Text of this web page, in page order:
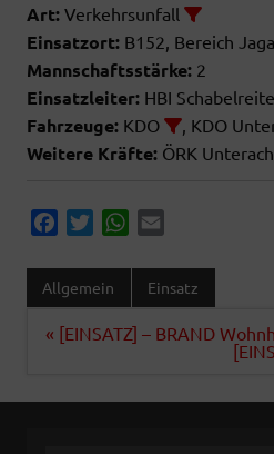
Art: Verkehrsunfall
Einsatzort: B152, Bereich
Mannschaftsstärke: 2
Einsatzleiter: HBI
Fahrzeuge: KDO , KDO
Weitere Kräfte: ÖRK Unterach
c
e
b
k
i
t
t
W
a
t
s
p
a
i
l
Allgemein Einsatz
Beitragsnavigation
« [EINSATZ] – BRAND